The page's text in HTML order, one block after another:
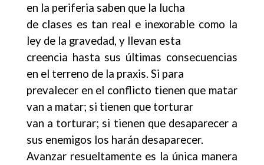
en la periferia saben que la lucha
de clases es tan real e inexorable como la
ley de la gravedad, y llevan esta
creencia hasta sus últimas consecuencias
en el terreno de la praxis. Si para
prevalecer en el conflicto tienen que matar
van a matar; si tienen que torturar
van a torturar; si tienen que desaparecer a
sus enemigos los harán desaparecer.
Avanzar resueltamente es la única manera